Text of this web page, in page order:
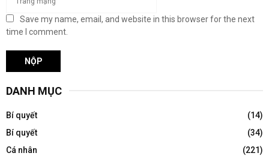
Save my name, email, and website in this browser for the next
time I comment.
DANH MỤC
Bí quyết
(14)
Bí quyết
(34)
Cá nhân
(221)